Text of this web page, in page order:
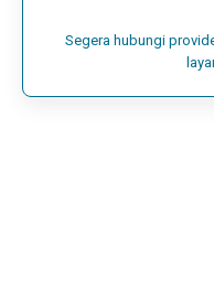
Segera hubungi